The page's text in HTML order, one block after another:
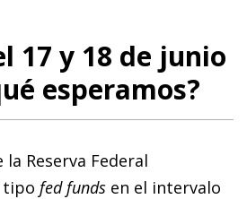
17 y 18 de junio
esperamos?
la Reserva Federal
tipo fed funds en el intervalo